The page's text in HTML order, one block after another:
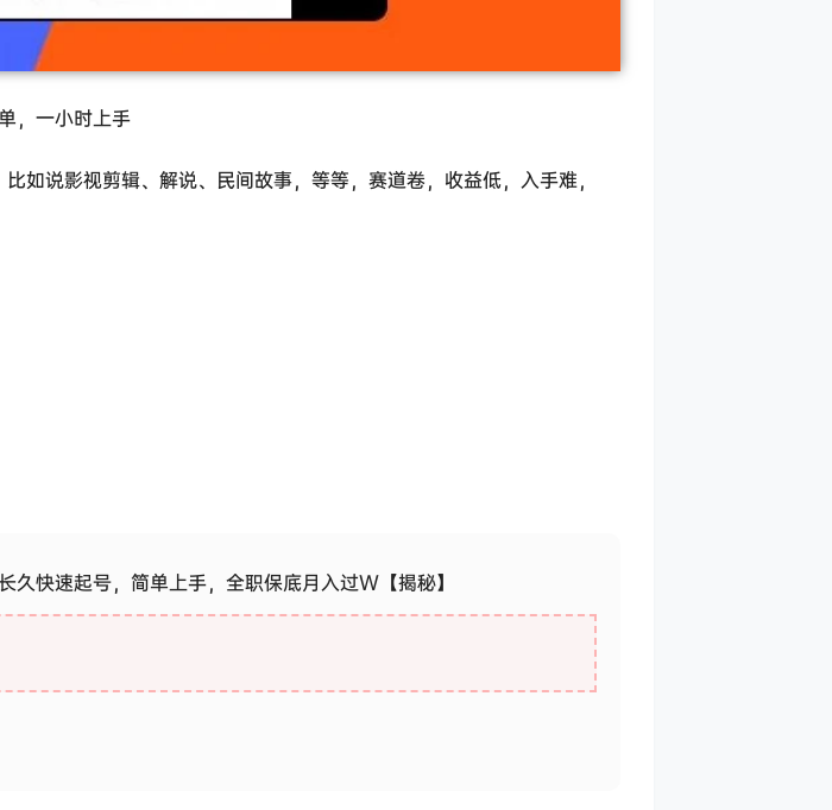
，一小时上手
如说影视剪辑、解说、民间故事，等等，赛道卷，收益低，入手难，
久快速起号，简单上手，全职保底月入过W【揭秘】